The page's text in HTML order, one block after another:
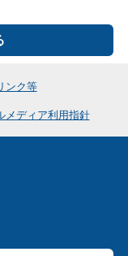
ンク等
メディア利用指針